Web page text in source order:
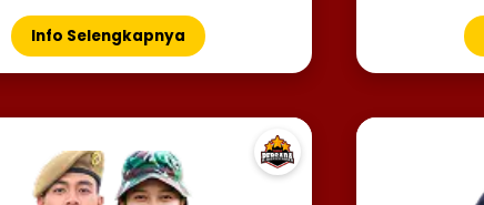
Info Selengkapnya